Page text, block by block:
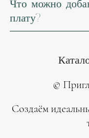
Что можно
плату?
©
Создаём